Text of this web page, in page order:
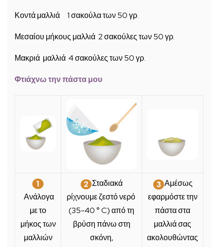
Κοντά μαλλιά 1 σακούλα των 50 γρ.
Μεσαίου μήκους μαλλιά 2 σακούλες των 50 γρ.
Μακριά μαλλιά 4 σακούλες των 50 γρ.
Φτιάχνω την πάστα μου
Ανάλογα
με το
μήκος των
μαλλιών
Σταδιακά
ρίχνουμε ζεστό νερό
(35-40 ° C) από τη
βρύση πάνω στη
σκόνη,
Αμέσως
εφαρμόστε την
πάστα στα
μαλλιά σας
ακολουθώντας